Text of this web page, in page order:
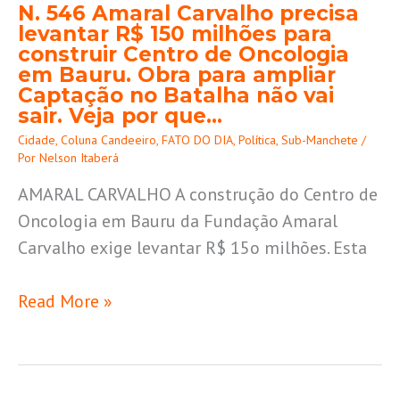
N. 546 Amaral Carvalho precisa
levantar R$ 150 milhões para
construir Centro de Oncologia
em Bauru. Obra para ampliar
Captação no Batalha não vai
sair. Veja por que…
Cidade, Coluna Candeeiro, FATO DO DIA, Política, Sub-Manchete /
Por Nelson Itaberá
AMARAL CARVALHO A construção do Centro de
Oncologia em Bauru da Fundação Amaral
Carvalho exige levantar R$ 15o milhões. Esta
N.
546
Amaral
Carvalho
precisa
levantar
150
milhões
para
Centro
Oncologia
Read More »